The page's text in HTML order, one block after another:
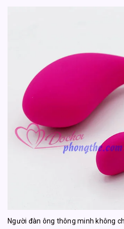
Người đàn ông thông minh không